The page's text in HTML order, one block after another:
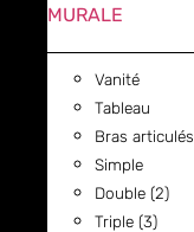
MURALE
Vanité
Tableau
Bras articulés
Simple
Double (2)
Triple (3)